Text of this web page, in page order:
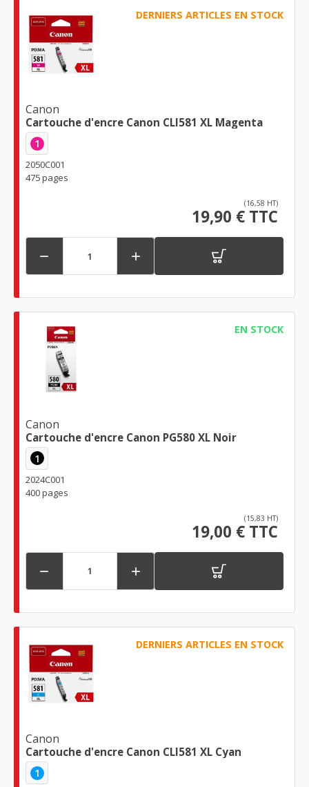
DERNIERS ARTICLES EN STOCK
Canon
Cartouche d'encre Canon CLI581 XL Magenta
1
2050C001
475 pages
(16,58 HT)
19,90 € TTC
 
EN STOCK
Canon
Cartouche d'encre Canon PG580 XL Noir
1
2024C001
400 pages
(15,83 HT)
19,00 € TTC
 
DERNIERS ARTICLES EN STOCK
Canon
Cartouche d'encre Canon CLI581 XL Cyan
1